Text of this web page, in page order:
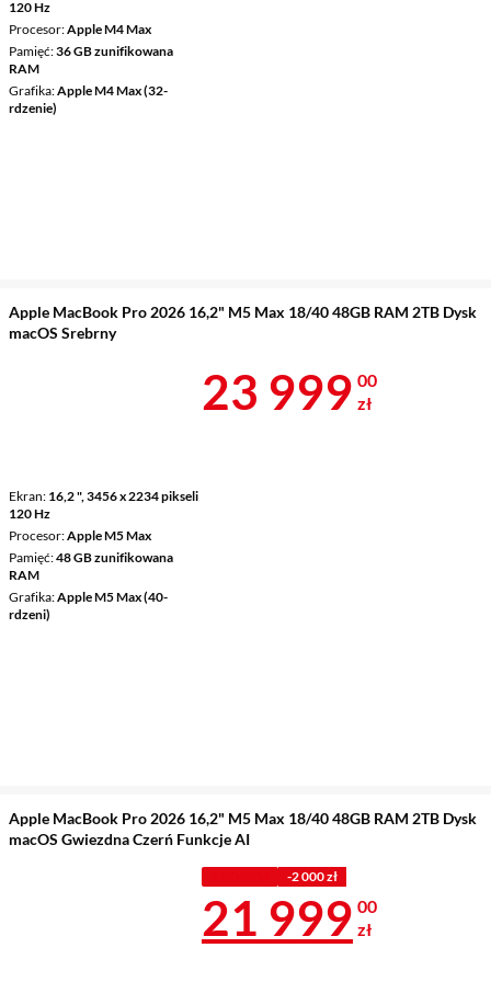
120 Hz
Procesor Apple M4 Max
Pamięć 36 GB zunifikowana
RAM
Grafika Apple M4 Max (32-
rdzenie)
Apple MacBook Pro 2026 16,2" M5 Max 18/40 48GB RAM 2TB Dysk
macOS Srebrny
Ekran 16,2 ", 3456 x 2234 pikseli
120 Hz
Procesor Apple M5 Max
Pamięć 48 GB zunifikowana
RAM
Grafika Apple M5 Max (40-
rdzeni)
Cena 23 999
23 999 00
zł
Apple MacBook Pro 2026 16,2" M5 Max 18/40 48GB RAM 2TB Dysk
macOS Gwiezdna Czerń Funkcje AI
-2 000 zł
Cena 21 999
21 999 00
zł